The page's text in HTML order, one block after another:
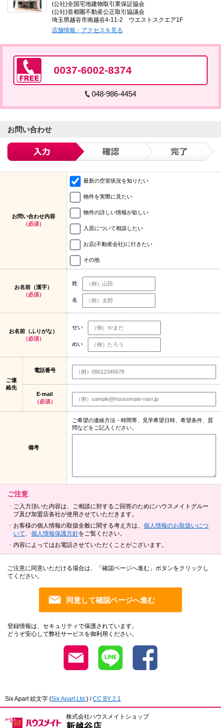
(公社)全国宅地建物取引業保証協会
(公社)首都圏不動産公正取引協議会
埼玉県越谷市南越谷4-11-2 ウエストスクエア1F
店舗情報・アクセスを見る
0037-6002-8374
048-986-4454
お問い合わせ
お問い合わせ内容
（必須）
最新の空室状況を知りたい
物件を実際に見たい
物件の詳しい情報が欲しい
入居について相談したい
お店(不動産会社)に行きたい
その他
お名前（漢字）
（必須）
姓
名
お名前（ふりがな）
（必須）
せい
めい
ご連
絡先
電話番号
E-mail
（必須）
備考
ご希望の連絡方法・時間帯、見学希望日時、希望条件、質
問などをご記入ください。
ご注意
ご入力頂いた内容は、ご相談に対するご回答のためにハウスメイトグルー
プ及び加盟店各社が使用させていただきます。
お客様の個人情報の取扱全般に関する考え方は、 個人情報のお取扱いにつ
いて、 個人情報保護方針をご覧ください。
内容によってはお電話させていただくことがございます。
ご注意に同意いただける場合は、「確認ページへ進む」ボタンをクリックし
てください。
登録情報は、セキュリティで保護されています。
どうぞ安心して弊社サービスを御利用ください。
Six Apart 絵文字 (Six Apart,Ltd.) /CC BY 2.1
株式会社ハウスメイトショップ